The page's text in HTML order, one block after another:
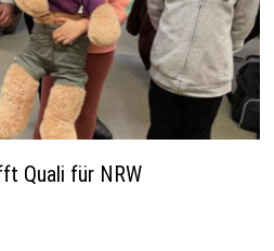
Quali für NRW